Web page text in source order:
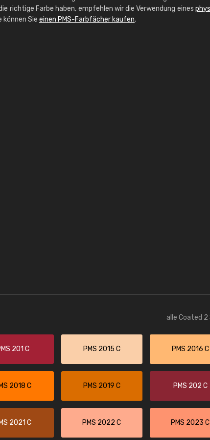
richtige Farbe haben, empfehlen wir die Verwendung eines
können Sie einen PMS-Farbfächer kaufen.
alle Coated 2
201 C PMS 2015 C PMS 2016 C
2018 C PMS 2019 C PMS 202 C
2021 C PMS 2022 C PMS 2023 C